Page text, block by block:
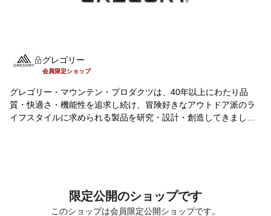
グレゴリー
会員限定ショップ
グレゴリー・マウンテン・プロダクツは、40年以上にわたり品
質・快適さ・機能性を追求し続け、冒険好きなアウトドア派のラ
イフスタイルに求められる製品を研究・設計・創造してきまし
限定公開のショップです
このショップは会員限定公開ショップです。